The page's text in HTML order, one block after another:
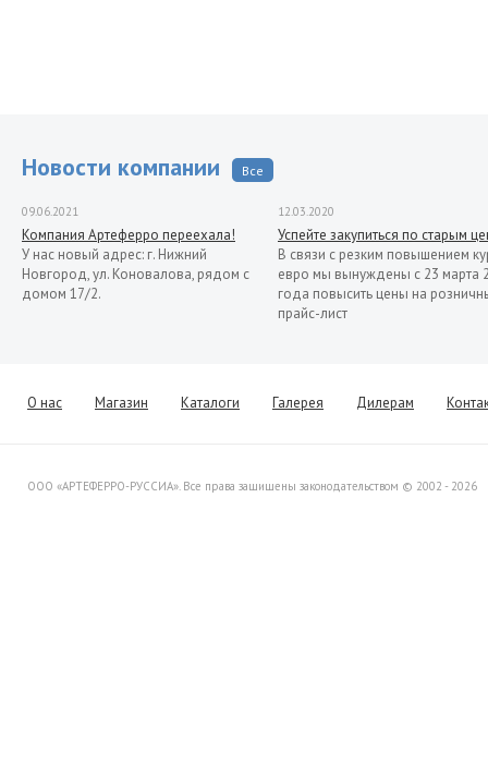
Новости компании Все
09.06.2021
Компания Артеферро переехала!
У нас новый адрес: г. Нижний
Новгород, ул. Коновалова, рядом с
домом 17/2.
12.03.2020
Успейте закупиться по старым
В связи с резким повышением
евро мы вынуждены с 23 марта
года повысить цены на
прайс-лист
Уважаемые клиенты! Представляем
Вашему вниманию распродажу
О нас Магазин Каталоги Галерея Дилерам
ООО «АРТЕФЕРРО-РУССИА». Все права защищены законодательством © 2002 - 2026